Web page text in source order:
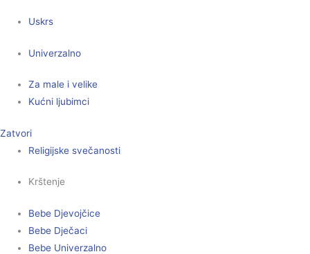
Uskrs
Univerzalno
Za male i velike
Kućni ljubimci
Zatvori
Religijske svečanosti
Krštenje
Bebe Djevojčice
Bebe Dječaci
Bebe Univerzalno